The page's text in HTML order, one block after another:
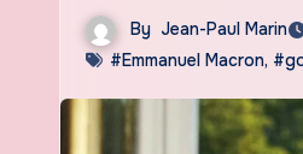
By Jean-Paul Marin
#Emmanuel Macron,